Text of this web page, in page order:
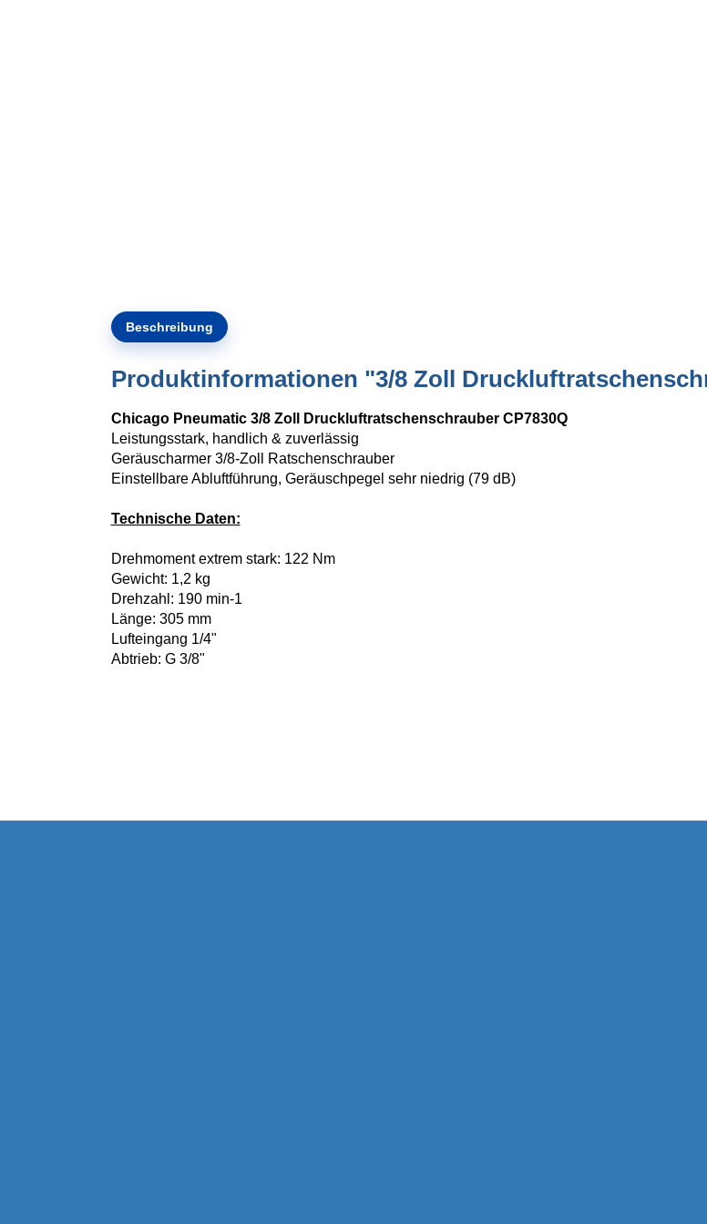
Beschreibung
Produktinformationen "3/8 Zoll
Chicago Pneumatic 3/8 Zoll Druckluftratschenschrauber CP7830Q
Leistungsstark, handlich & zuverlässig
Geräuscharmer 3/8-Zoll Ratschenschrauber
Einstellbare Abluftführung, Geräuschpegel sehr niedrig (79 dB)
Technische Daten:
Drehmoment extrem stark: 122 Nm
Gewicht: 1,2 kg
Drehzahl: 190 min-1
Länge: 305 mm
Lufteingang 1/4"
Abtrieb: G 3/8"